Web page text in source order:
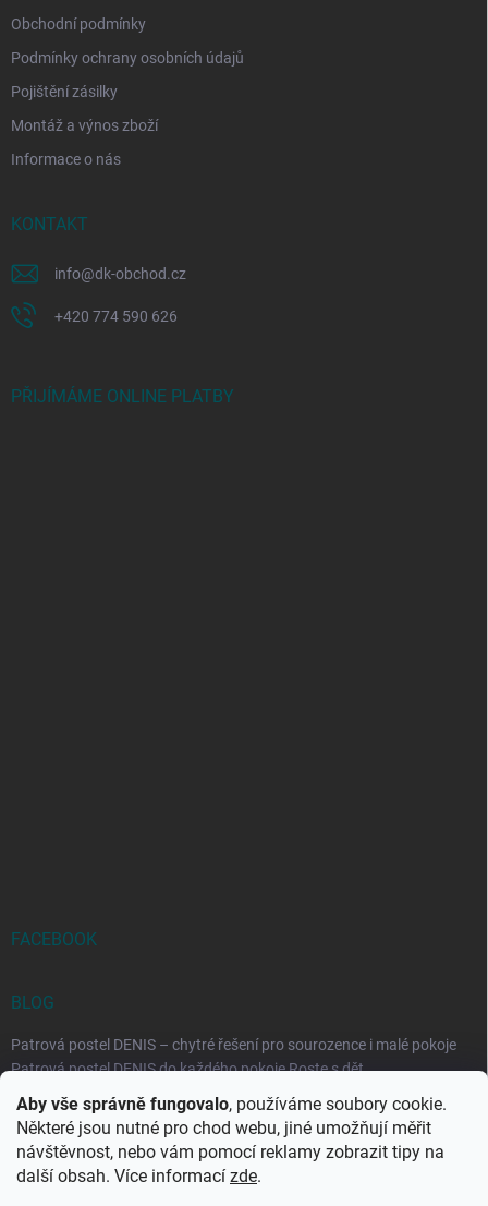
Aby vše správně fungovalo, používáme soubory cookie.
Některé jsou nutné pro chod webu, jiné umožňují měřit
návštěvnost, nebo vám pomocí reklamy zobrazit tipy na
další obsah. Více informací zde.
Obchodní podmínky
Podmínky ochrany osobních údajů
Pojištění zásilky
Montáž a výnos zboží
Informace o nás
KONTAKT
info@dk-obchod.cz
+420 774 590 626
PŘIJÍMÁME ONLINE PLATBY
FACEBOOK
BLOG
Patrová postel DENIS – chytré řešení pro sourozence i malé pokoje
Patrová postel DENIS do každého pokoje Roste s dět...
Rozkládací postele RELAX – ideální řešení pro malé prostory i
každodenní spaní
Rozkládací postel, která se přizpůsobí vašemu živo...